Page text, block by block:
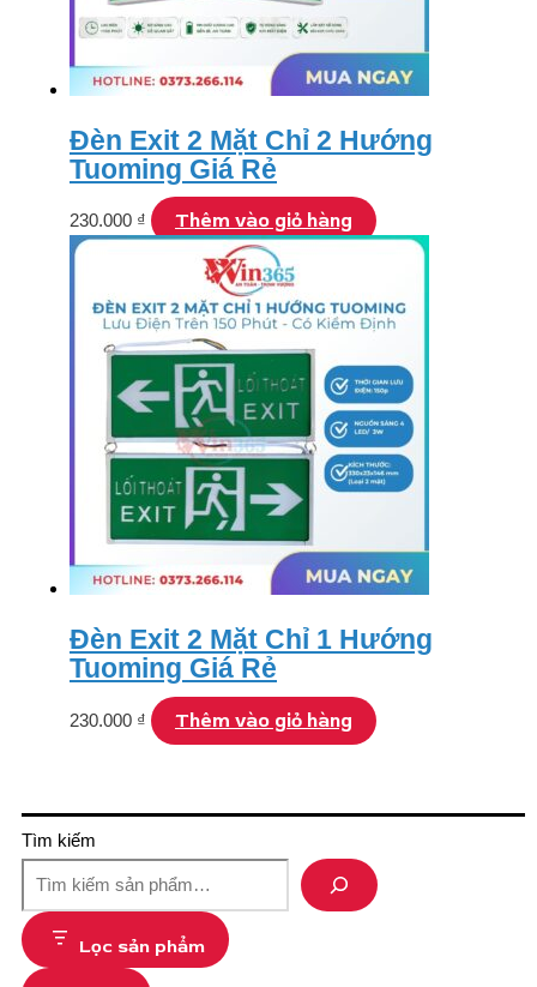
Đèn Exit 2 Mặt Chỉ 2 Hướng
Tuoming Giá Rẻ
230.000 ₫ Thêm vào giỏ hàng
Đèn Exit 2 Mặt Chỉ 1 Hướng
Tuoming Giá Rẻ
230.000 ₫ Thêm vào giỏ hàng
Tìm kiếm
Lọc sản phẩm